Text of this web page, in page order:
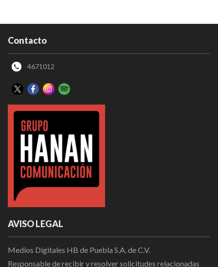
Contacto
4671012
AVISO LEGAL
Medios Digitales HB de Puebla S.A. de C.V.
Responsable de recibir y resolver solicitudes relacionadas